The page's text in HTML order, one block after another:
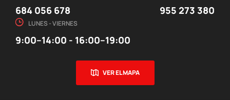
684 056 678 955 273 380
LUNES - VIERNES
9:00–14:00 - 16:00–19:00
VER EL MAPA